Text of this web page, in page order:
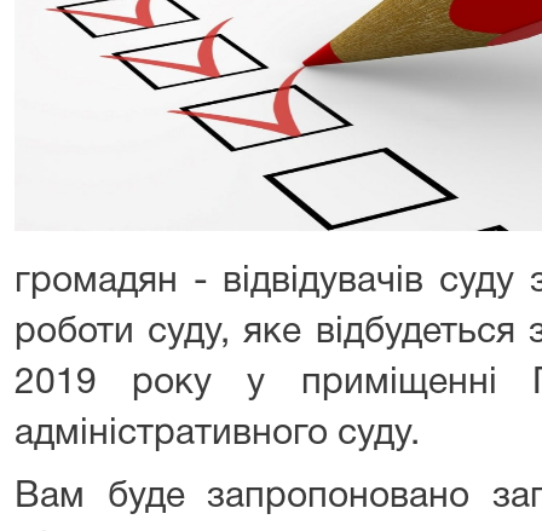
громадян - відвідувачів
роботи суду, яке
2019 року у приміщенні
адміністративного суду.
Вам буде запропоновано